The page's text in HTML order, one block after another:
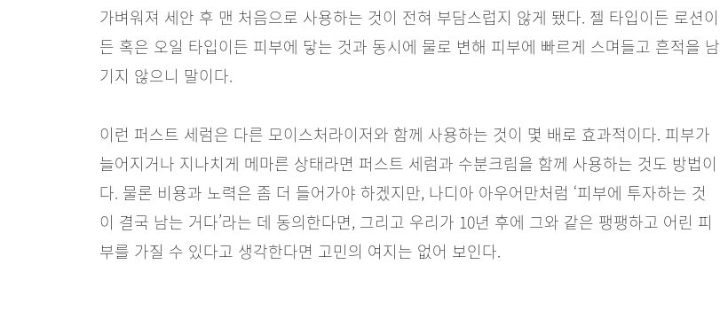
가벼워져 세안 후 맨 처음으로 사용하는 것이 전혀 부담스럽지 않게 됐다. 젤 타입이든 로션이
든 혹은 오일 타입이든 피부에 닿는 것과 동시에 물로 변해 피부에 빠르게 스며들고 흔적을 남
기지 않으니 말이다.
이런 퍼스트 세럼은 다른 모이스처라이저와 함께 사용하는 것이 몇 배로 효과적이다. 피부가
늘어지거나 지나치게 메마른 상태라면 퍼스트 세럼과 수분크림을 함께 사용하는 것도 방법이
다. 물론 비용과 노력은 좀 더 들어가야 하겠지만, 나디아 아우어만처럼 ‘피부에 투자하는 것
이 결국 남는 거다’라는 데 동의한다면, 그리고 우리가 10년 후에 그와 같은 팽팽하고 어린 피
부를 가질 수 있다고 생각한다면 고민의 여지는 없어 보인다.